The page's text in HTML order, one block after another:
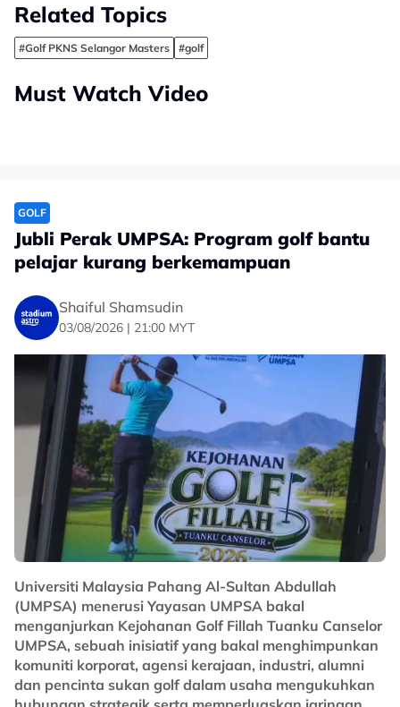
Related Topics
#Golf PKNS Selangor Masters #golf
Must Watch Video
GOLF
Jubli Perak UMPSA: Program golf bantu
pelajar kurang berkemampuan
Shaiful Shamsudin
03/08/2026 | 21:00 MYT
Universiti Malaysia Pahang Al-Sultan Abdullah
(UMPSA) menerusi Yayasan UMPSA bakal
menganjurkan Kejohanan Golf Fillah Tuanku Canselor
UMPSA, sebuah inisiatif yang bakal menghimpunkan
komuniti korporat, agensi kerajaan, industri, alumni
dan pencinta sukan golf dalam usaha mengukuhkan